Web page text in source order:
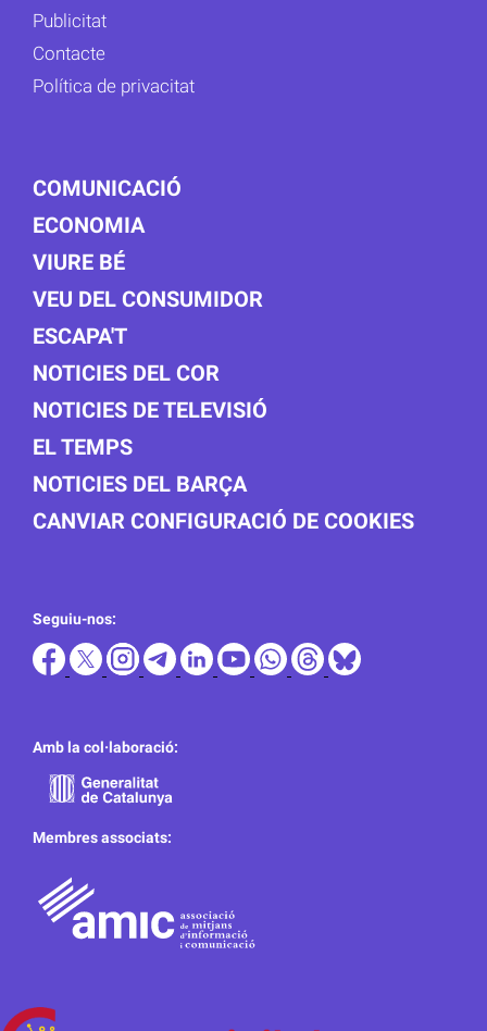
Publicitat
Contacte
Política de privacitat
COMUNICACIÓ
ECONOMIA
VIURE BÉ
VEU DEL CONSUMIDOR
ESCAPA'T
NOTICIES DEL COR
NOTICIES DE TELEVISIÓ
EL TEMPS
NOTICIES DEL BARÇA
CANVIAR CONFIGURACIÓ DE COOKIES
Seguiu-nos:
Amb la col·laboració:
Membres associats: